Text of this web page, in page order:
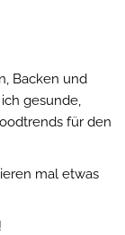
Backen und
gesunde,
für den
mal etwas